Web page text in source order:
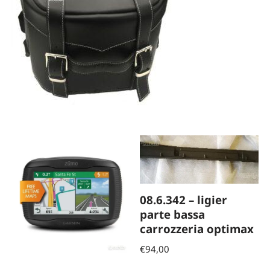
08.6.342 – ligier
parte bassa
carrozzeria optimax
€94,00